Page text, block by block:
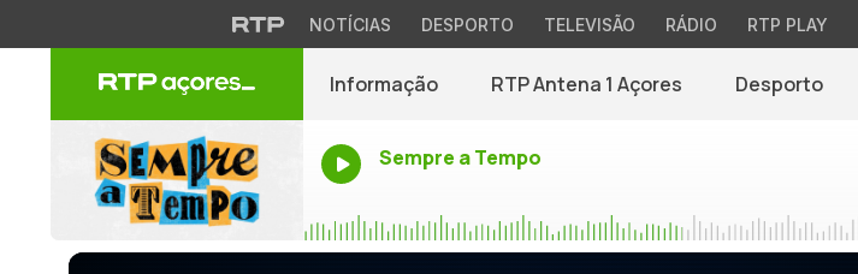
NOTÍCIAS DESPORTO TELEVISÃO RÁDIO RTP PLAY
Informação RTP Antena 1 Açores Desporto
Sempre a Tempo